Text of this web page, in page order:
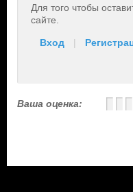
Для того чтобы
сайте.
Вход |
Ваша оценка: